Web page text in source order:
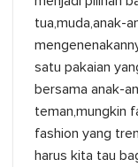
tua,muda,anak-
satu pakaian
bersama anak-
teman,mungkin
fashion yang
harus kita tau